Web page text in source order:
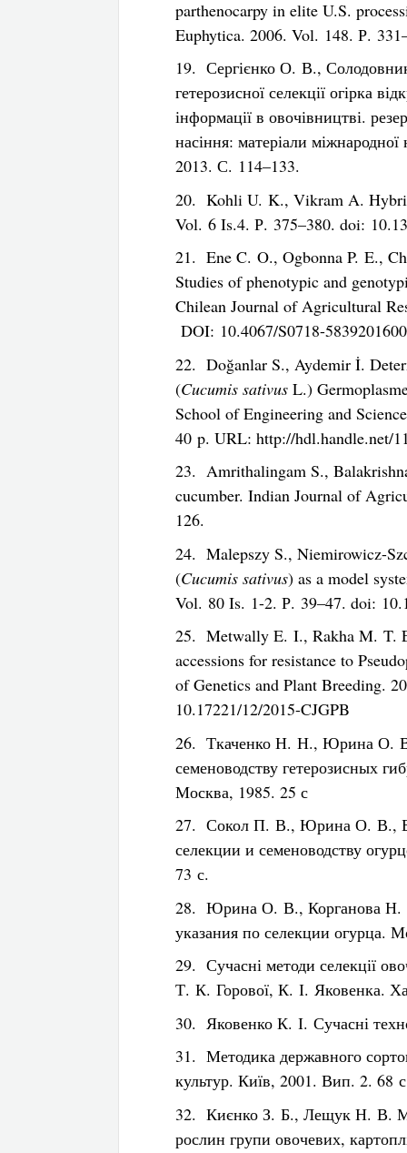
parthenocarpy in elite U.S.
Euphytica. 2006. Vol. 148. Р.
19. Сергієнко О. В.,
гетерозисної селекції огірка
інформації в овочівництві.
насіння: матеріали
2013. С. 114–133.
20. Kohli U. K., Vikram A.
Vol. 6 Is.4. Р. 375–380. doi:
21. Ene C. O., Ogbonna P. E.,
Studies of phenotypic and
Chilean Journal of Agricultural
DOI: 10.4067/S0718-
22. Doğanlar S., Aydemir İ.
(Cucumis sativus L.)
School of Engineering and
40 p. URL: http://hdl.handle.net/
23. Amrithalingam S.,
cucumber. Indian Journal of
126.
24. Malepszy S., Niemirowicz-
(Cucumis sativus) as a model
Vol. 80 Is. 1-2. Р. 39–47. doi:
25. Metwally E. I., Rakha M. T.
accessions for resistance to
of Genetics and Plant Breeding.
10.17221/12/2015-CJGPB
26. Ткаченко Н. Н., Юрина О. В.
семеноводству гетерозисных
Москва, 1985. 25 с
27. Сокол П. В., Юрина О. В.,
селекции и семеноводству
73 с.
28. Юрина О. В., Корганова Н.
указания по селекции огурца.
29. Сучасні методи селекції
Т. К. Горової, К. І. Яковенка.
30. Яковенко К. І. Сучасні
31. Методика державного
культур. Київ, 2001. Вип. 2. 68
32. Києнко З. Б., Лещук Н. В.
рослин групи овочевих,